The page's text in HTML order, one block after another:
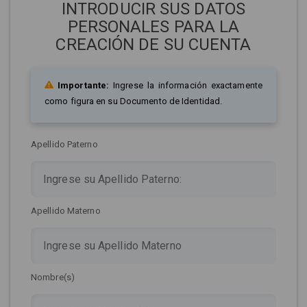
INTRODUCIR SUS DATOS
PERSONALES PARA LA
CREACIÓN DE SU CUENTA
Importante: Ingrese la información exactamente
como figura en su Documento de Identidad.
Apellido Paterno
Apellido Materno
Nombre(s)